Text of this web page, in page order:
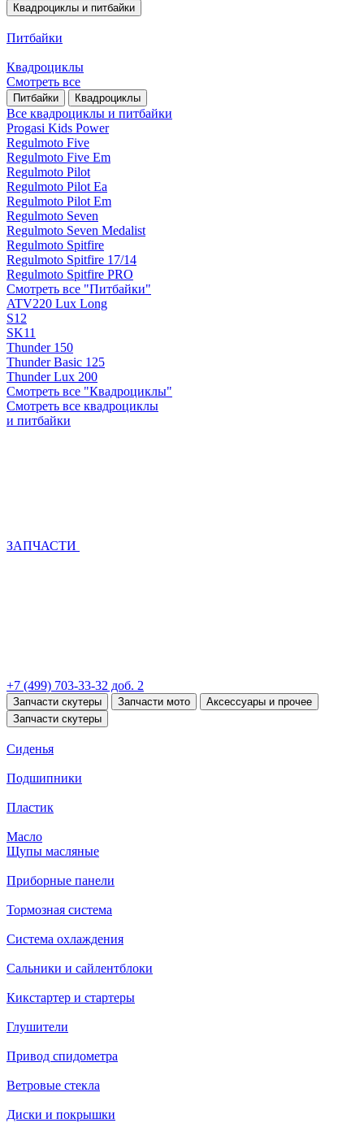
Квадроциклы и питбайки
Питбайки
Квадроциклы
Смотреть все
Питбайки Квадроциклы
Все квадроциклы и питбайки
Progasi Kids Power
Regulmoto Five
Regulmoto Five Em
Regulmoto Pilot
Regulmoto Pilot Ea
Regulmoto Pilot Em
Regulmoto Seven
Regulmoto Seven Medalist
Regulmoto Spitfire
Regulmoto Spitfire 17/14
Regulmoto Spitfire PRO
Смотреть все "Питбайки"
ATV220 Lux Long
S12
SK11
Thunder 150
Thunder Basic 125
Thunder Lux 200
Смотреть все "Квадроциклы"
Смотреть все квадроциклы
и питбайки
ЗАПЧАСТИ
+7 (499) 703-33-32 доб. 2
Запчасти скутеры Запчасти мото
Аксессуары и прочее
Запчасти скутеры
Сиденья
Подшипники
Пластик
Масло
Щупы масляные
Приборные панели
Тормозная система
Система охлаждения
Сальники и сайлентблоки
Кикстартер и стартеры
Глушители
Привод спидометра
Ветровые стекла
Диски и покрышки